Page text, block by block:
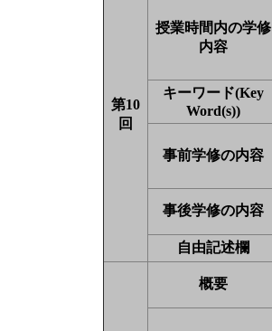
第10
回
授業時間内の学修
内容
キーワード(Key
Word(s))
事前学修の内容
事後学修の内容
自由記述欄
概要